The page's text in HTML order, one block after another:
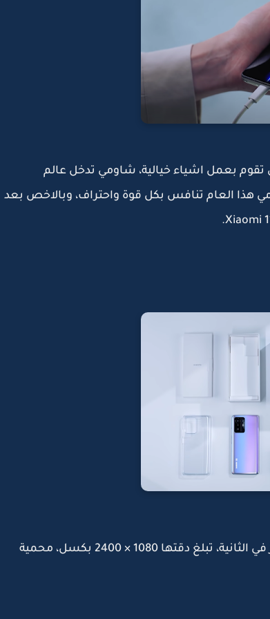
بعمل اشياء خيالية، شاومي تدخل عالم
هذا العام تنافس بكل قوة واحتراف، وبالاخص بعد
الشاشة: AMOLED، بقياس6.67 بوصة، تدعم 120 هرتز في الثانية، تبلغ دقتها 1080 × 2400 بكسل، محمية